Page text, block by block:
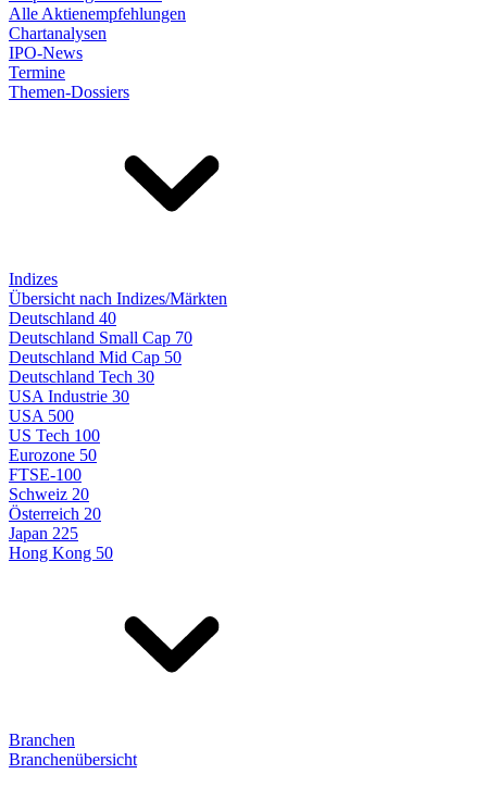
Alle Aktienempfehlungen
Chartanalysen
IPO-News
Termine
Themen-Dossiers
Indizes
Übersicht nach Indizes/Märkten
Deutschland 40
Deutschland Small Cap 70
Deutschland Mid Cap 50
Deutschland Tech 30
USA Industrie 30
USA 500
US Tech 100
Eurozone 50
FTSE-100
Schweiz 20
Österreich 20
Japan 225
Hong Kong 50
Branchen
Branchenübersicht